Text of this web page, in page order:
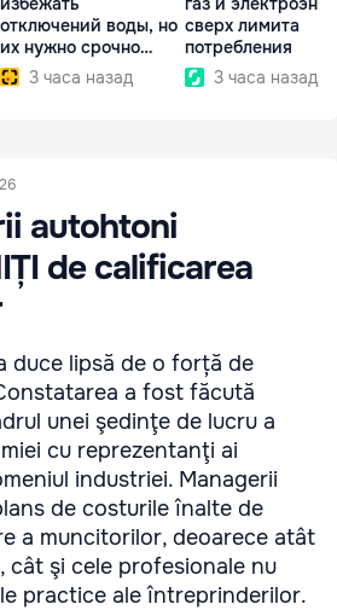
отключений воды, но
их нужно срочно
внедрить
3 часа назад
сверх лимита
потребления
3 часа назад
autohtoni
de calificarea
duce lipsă de o forță de
a fost făcută
unei şedinţe de lucru a
cu reprezentanţi ai
industriei. Managerii
de costurile înalte de
a muncitorilor, deoarece atât
cât şi cele profesionale nu
practice ale întreprinderilor.